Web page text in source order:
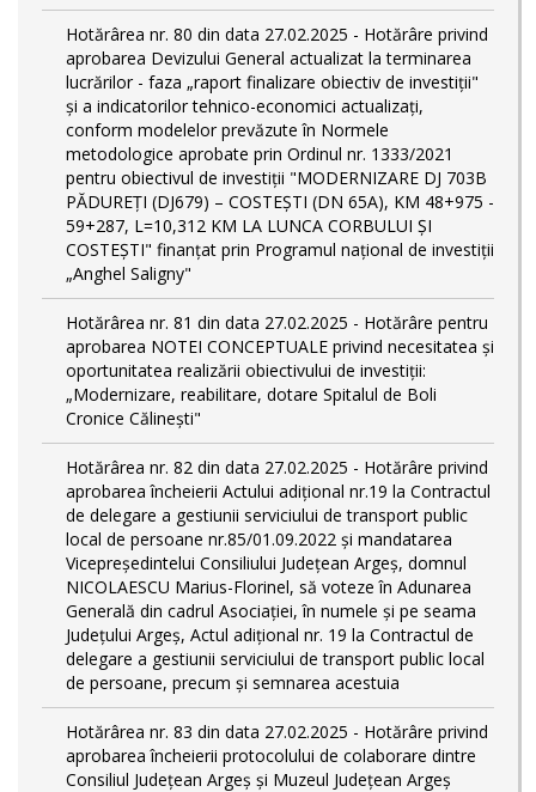
Hotărârea nr. 80 din data 27.02.2025 - Hotărâre privind
aprobarea Devizului General actualizat la terminarea
lucrărilor - faza „raport finalizare obiectiv de investiţii"
și a indicatorilor tehnico-economici actualizați,
conform modelelor prevăzute în Normele
metodologice aprobate prin Ordinul nr. 1333/2021
pentru obiectivul de investiții "MODERNIZARE DJ 703B
PĂDUREȚI (DJ679) – COSTEȘTI (DN 65A), KM 48+975 -
59+287, L=10,312 KM LA LUNCA CORBULUI ȘI
COSTEȘTI" finanțat prin Programul național de investiții
„Anghel Saligny"
Hotărârea nr. 81 din data 27.02.2025 - Hotărâre pentru
aprobarea NOTEI CONCEPTUALE privind necesitatea și
oportunitatea realizării obiectivului de investiții:
„Modernizare, reabilitare, dotare Spitalul de Boli
Cronice Călinești"
Hotărârea nr. 82 din data 27.02.2025 - Hotărâre privind
aprobarea încheierii Actului adițional nr.19 la Contractul
de delegare a gestiunii serviciului de transport public
local de persoane nr.85/01.09.2022 și mandatarea
Vicepreședintelui Consiliului Județean Argeș, domnul
NICOLAESCU Marius-Florinel, să voteze în Adunarea
Generală din cadrul Asociației, în numele și pe seama
Județului Argeș, Actul adițional nr. 19 la Contractul de
delegare a gestiunii serviciului de transport public local
de persoane, precum și semnarea acestuia
Hotărârea nr. 83 din data 27.02.2025 - Hotărâre privind
aprobarea încheierii protocolului de colaborare dintre
Consiliul Județean Argeș și Muzeul Județean Argeș